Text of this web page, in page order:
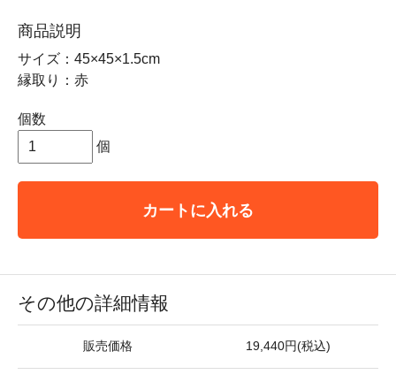
商品説明
サイズ：45×45×1.5cm
縁取り：赤
個数
個
カートに入れる
その他の詳細情報
販売価格 19,440円(税込)